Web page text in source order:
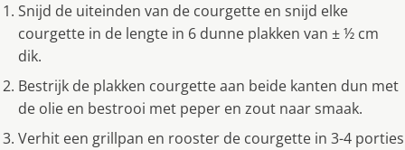
Snijd de uiteinden van de courgette en snijd elke
courgette in de lengte in 6 dunne plakken van ± ½ cm
dik.
Bestrijk de plakken courgette aan beide kanten dun met
de olie en bestrooi met peper en zout naar smaak.
Verhit een grillpan en rooster de courgette in 3-4 porties